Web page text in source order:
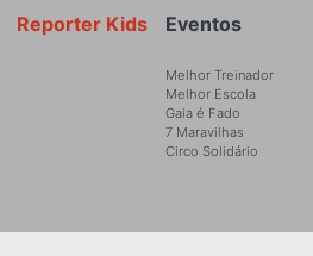
Eventos
Melhor Treinador
Melhor Escola
Gaia é Fado
7 Maravilhas
Circo Solidário
Reporter Kids